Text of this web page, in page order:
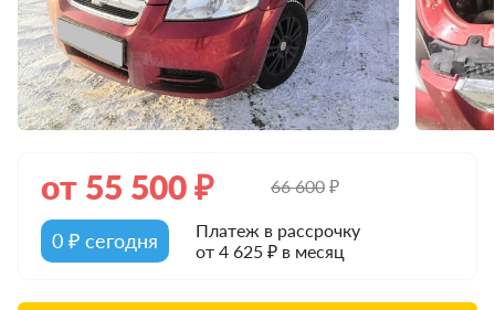
от 55 500₽ 66 600₽
0 ₽ сегодня
Платеж в рассрочку
от 4 625 ₽ в месяц